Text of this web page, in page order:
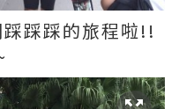
踩踩的旅程啦!!